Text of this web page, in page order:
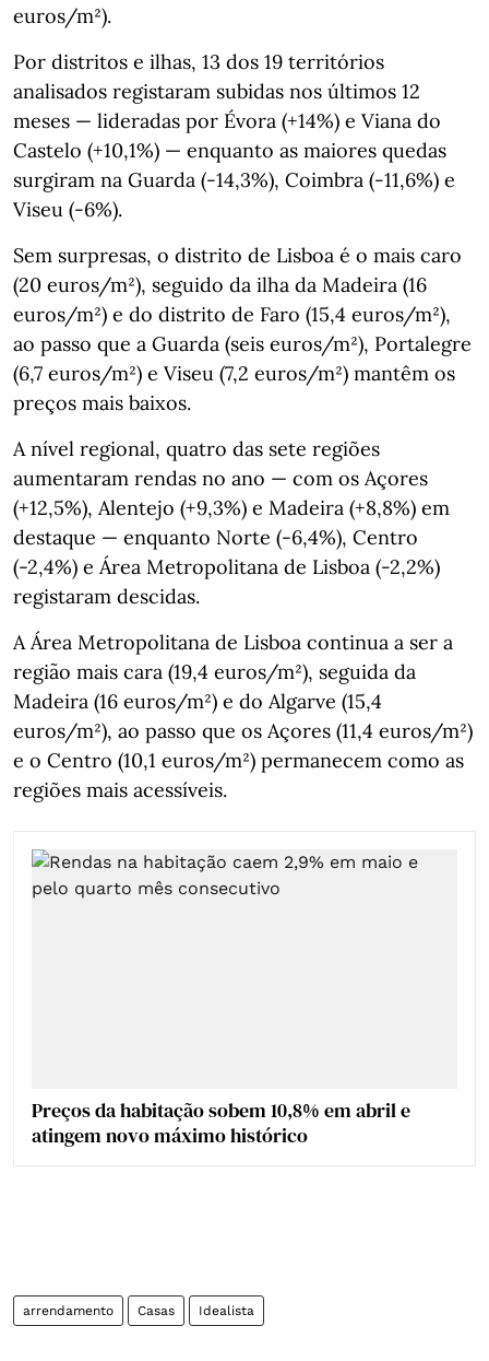
euros/m²).
Por distritos e ilhas, 13 dos 19 territórios
analisados registaram subidas nos últimos 12
meses — lideradas por Évora (+14%) e Viana do
Castelo (+10,1%) — enquanto as maiores quedas
surgiram na Guarda (-14,3%), Coimbra (-11,6%) e
Viseu (-6%).
Sem surpresas, o distrito de Lisboa é o mais caro
(20 euros/m²), seguido da ilha da Madeira (16
euros/m²) e do distrito de Faro (15,4 euros/m²),
ao passo que a Guarda (seis euros/m²), Portalegre
(6,7 euros/m²) e Viseu (7,2 euros/m²) mantêm os
preços mais baixos.
A nível regional, quatro das sete regiões
aumentaram rendas no ano — com os Açores
(+12,5%), Alentejo (+9,3%) e Madeira (+8,8%) em
destaque — enquanto Norte (-6,4%), Centro
(-2,4%) e Área Metropolitana de Lisboa (-2,2%)
registaram descidas.
A Área Metropolitana de Lisboa continua a ser a
região mais cara (19,4 euros/m²), seguida da
Madeira (16 euros/m²) e do Algarve (15,4
euros/m²), ao passo que os Açores (11,4 euros/m²)
e o Centro (10,1 euros/m²) permanecem como as
regiões mais acessíveis.
Preços da habitação sobem 10,8% em abril e
atingem novo máximo histórico
arrendamento Casas Idealista